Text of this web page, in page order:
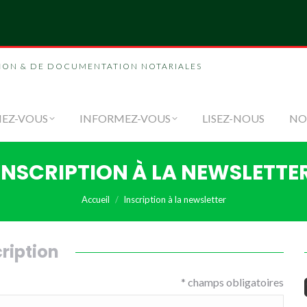
& DE DOCUMENTATION NOTARIALES
VOUS INFORMEZ-VOUS LISEZ-NOUS
À LA
Accueil Inscription à la newsletter
* champs obligatoires